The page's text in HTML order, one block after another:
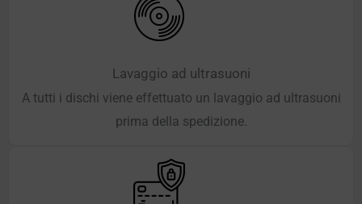
Lavaggio ad ultrasuoni
A tutti i dischi viene effettuato un lavaggio ad ultrasuoni
prima della spedizione.